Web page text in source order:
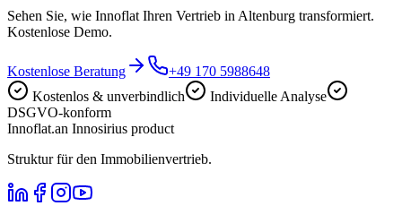
Sehen Sie, wie Innoflat Ihren Vertrieb in Altenburg transformiert.
Kostenlose Demo.
Kostenlose Beratung
+49 170 5988648
Kostenlos & unverbindlich
Individuelle Analyse
DSGVO-konform
Innoflat.an Innosirius product
Struktur für den Immobilienvertrieb.